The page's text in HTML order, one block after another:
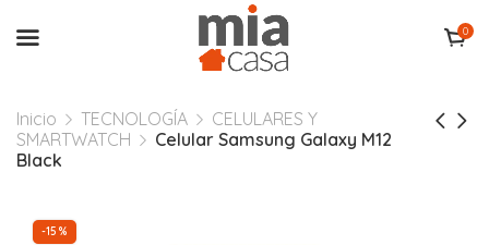
0
Inicio TECNOLOGÍA
CELULARES Y
SMARTWATCH
Celular Samsung Galaxy M12
Black
-15%